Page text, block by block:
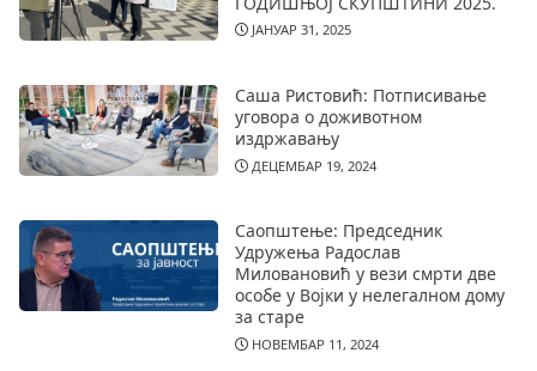
ЈАНУАР 31, 2025
Саша Ристовић: Потписивање
уговора о доживотном
издржавању
ДЕЦЕМБАР 19, 2024
Саопштење: Председник
Удружења Радослав
Миловановић у вези смрти две
особе у Војки у нелегалном дому
за старе
НОВЕМБАР 11, 2024